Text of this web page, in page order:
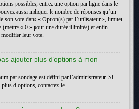
possibles, entrez une option par ligne dans le
aussi indiquer le nombre de réponses qu’un
son vote dans « Option(s) par l’utilisateur », limiter
(mettre « 0 » pour une durée illimitée) et enfin
modifier leur vote.
ajouter plus d’options à mon
par sondage est défini par l’administrateur. Si
d’options, contactez-le.